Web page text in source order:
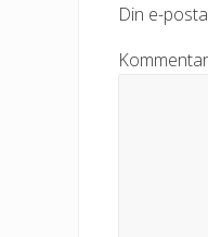
Din e-
Kommentar